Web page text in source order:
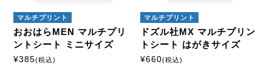
マルチプリント
おおはらMEN マルチプリ
ントシート ミニサイズ
¥385(税込)
マルチプリント
ドズル社MX マルチプリン
トシート はがきサイズ
¥660(税込)